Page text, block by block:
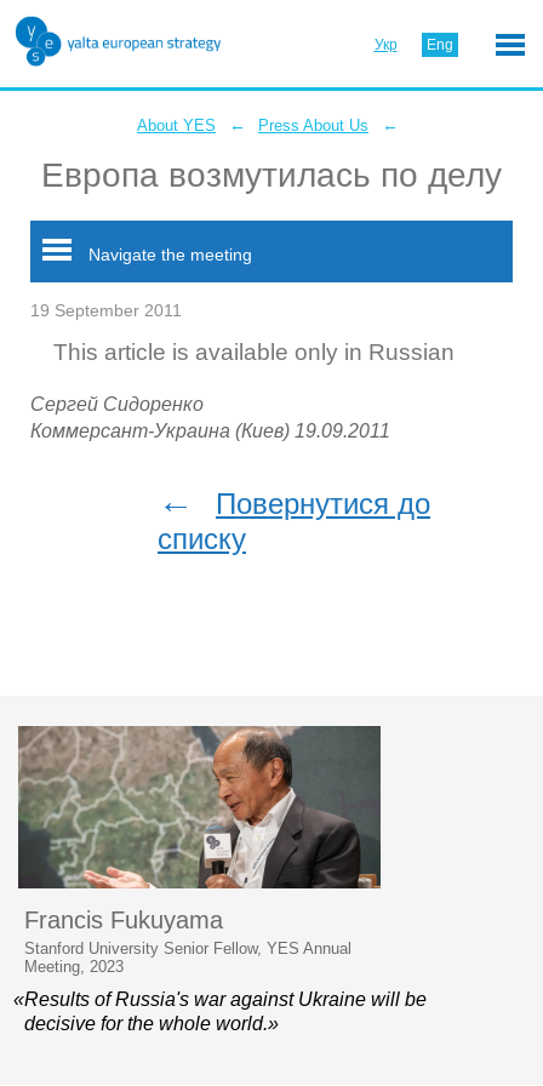
Укр Eng
About YES ← Press About Us ←
Европа возмутилась по делу
Navigate the meeting
19 September 2011
This article is available only in Russian
Сергей Сидоренко
Коммерсант-Украина (Киев) 19.09.2011
←
Повернутися до
списку
Francis Fukuyama
Stanford University Senior Fellow, YES Annual
Meeting, 2023
«Results of Russia's war against Ukraine will be
decisive for the whole world.»